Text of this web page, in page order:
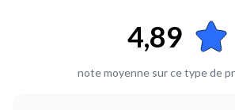
4,89
note moyenne sur ce type de